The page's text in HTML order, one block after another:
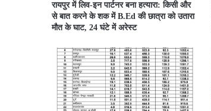
रायपुर में लिव-इन पार्टनर बना हत्यारा: किसी और
से बात करने के शक में B.Ed की छात्रा को उतारा
मौत के घाट, 24 घंटे में अरेस्ट